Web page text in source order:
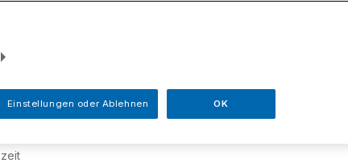
der Fahrbahndecke zwischen der
Königshof und der
Einstellungen oder Ablehnen OK